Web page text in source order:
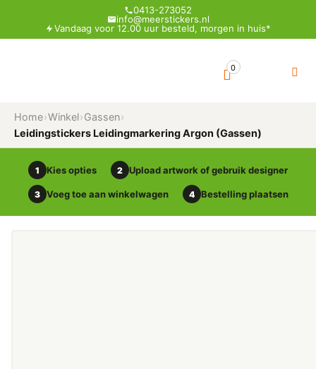
0413-273052
info@meerstickers.nl
Vandaag voor 12.00 uur besteld, morgen in huis*
0
Home›Winkel›Gassen›
Leidingstickers Leidingmarkering Argon (Gassen)
1 Kies opties 2 Upload artwork of gebruik designer
3 Voeg toe aan winkelwagen 4 Bestelling plaatsen